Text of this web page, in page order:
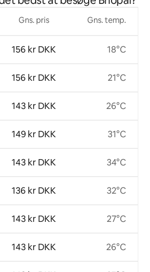
Gns. pris
156 kr DKK
156 kr DKK
143 kr DKK
149 kr DKK
143 kr DKK
136 kr DKK
143 kr DKK
143 kr DKK
Gns. temp.
18°C
21°C
26°C
31°C
34°C
32°C
27°C
26°C